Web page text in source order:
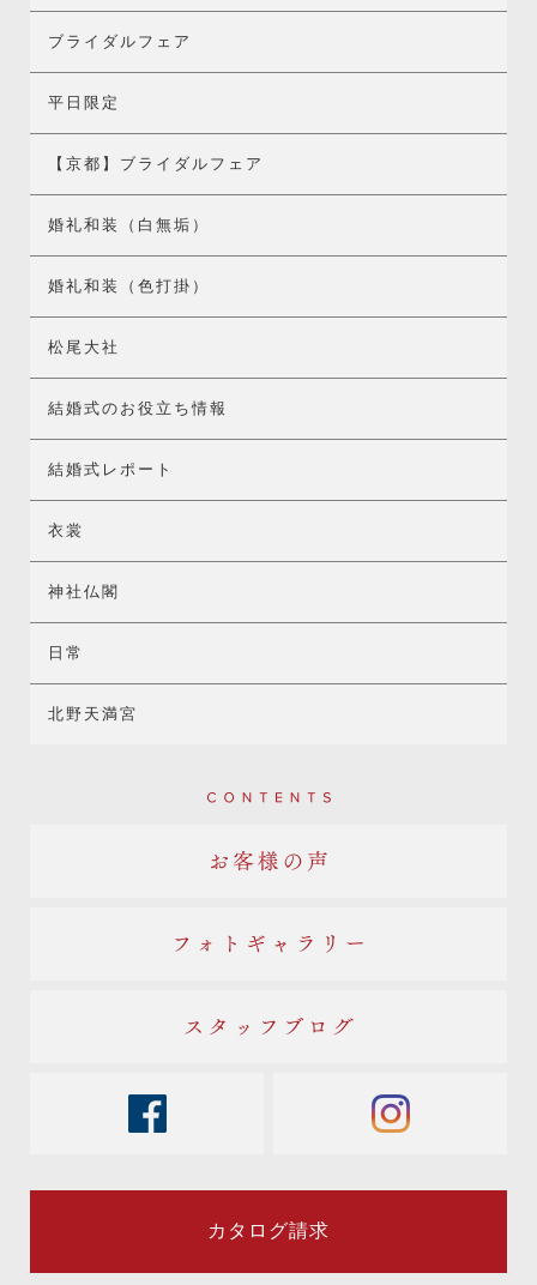
ブライダルフェア
平日限定
【京都】ブライダルフェア
婚礼和装（白無垢）
婚礼和装（色打掛）
松尾大社
結婚式のお役立ち情報
結婚式レポート
衣裳
神社仏閣
日常
北野天満宮
Contents
お客様の声
フォトギャラリー
スタッフブログ
facebook instagram
カタログ請求